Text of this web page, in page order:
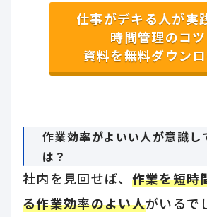
仕事がデキる人が実
時間管理のコツ
資料を無料ダウン
作業効率がよいい人が意識し
は？
社内を見回せば、 作業を短時
る作業効率のよい人がいるで